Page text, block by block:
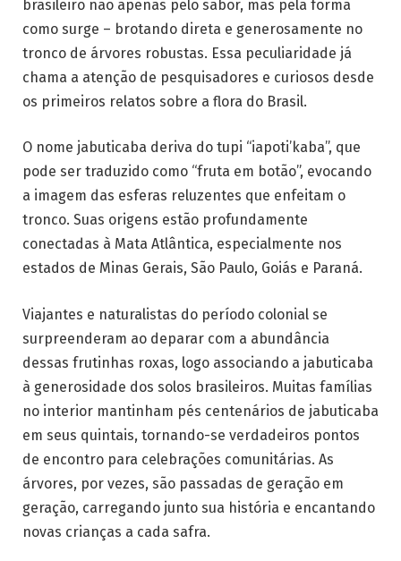
brasileiro não apenas pelo sabor, mas pela forma
como surge – brotando direta e generosamente no
tronco de árvores robustas. Essa peculiaridade já
chama a atenção de pesquisadores e curiosos desde
os primeiros relatos sobre a flora do Brasil.
O nome jabuticaba deriva do tupi “iapoti’kaba”, que
pode ser traduzido como “fruta em botão”, evocando
a imagem das esferas reluzentes que enfeitam o
tronco. Suas origens estão profundamente
conectadas à Mata Atlântica, especialmente nos
estados de Minas Gerais, São Paulo, Goiás e Paraná.
Viajantes e naturalistas do período colonial se
surpreenderam ao deparar com a abundância
dessas frutinhas roxas, logo associando a jabuticaba
à generosidade dos solos brasileiros. Muitas famílias
no interior mantinham pés centenários de jabuticaba
em seus quintais, tornando-se verdadeiros pontos
de encontro para celebrações comunitárias. As
árvores, por vezes, são passadas de geração em
geração, carregando junto sua história e encantando
novas crianças a cada safra.